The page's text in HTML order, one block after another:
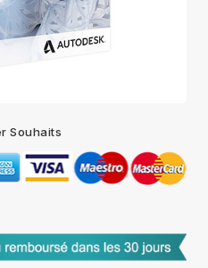
Souhaits